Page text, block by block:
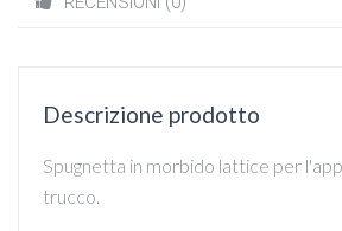
Descrizione prodotto
Spugnetta in morbido lattice per
trucco.